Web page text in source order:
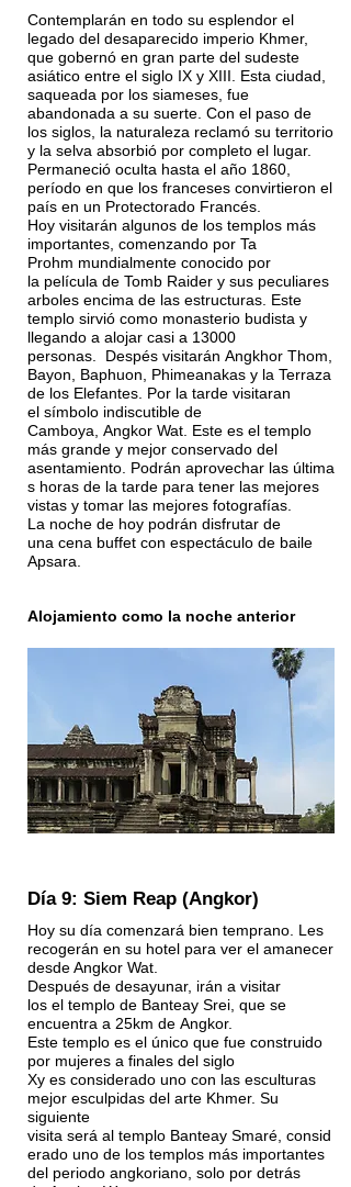
Contemplarán en todo su esplendor el
legado del desaparecido imperio Khmer,
que gobernó en gran parte del sudeste
asiático entre el siglo IX y XIII. Esta ciudad,
saqueada por los siameses, fue
abandonada a su suerte. Con el paso de
los siglos, la naturaleza reclamó su territorio
y la selva absorbió por completo el lugar.
Permaneció oculta hasta el año 1860,
período en que los franceses convirtieron el
país en un Protectorado Francés.
Hoy visitarán algunos de los templos más
importantes, comenzando por Ta
Prohm mundialmente conocido por
la película de Tomb Raider y sus peculiares
arboles encima de las estructuras. Este
templo sirvió como monasterio budista y
llegando a alojar casi a 13000
personas. Despés visitarán Angkhor Thom,
Bayon, Baphuon, Phimeanakas y la Terraza
de los Elefantes. Por la tarde visitaran
el símbolo indiscutible de
Camboya, Angkor Wat. Este es el templo
más grande y mejor conservado del
asentamiento. Podrán aprovechar las última
s horas de la tarde para tener las mejores
vistas y tomar las mejores fotografías.
La noche de hoy podrán disfrutar de
una cena buffet con espectáculo de baile
Apsara.
Alojamiento como la noche anterior
Día 9: Siem Reap (Angkor)
Hoy su día comenzará bien temprano. Les
recogerán en su hotel para ver el amanecer
desde Angkor Wat.
Después de desayunar, irán a visitar
los el templo de Banteay Srei, que se
encuentra a 25km de Angkor.
Este templo es el único que fue construido
por mujeres a finales del siglo
Xy es considerado uno con las esculturas
mejor esculpidas del arte Khmer. Su
siguiente
visita será al templo Banteay Smaré, consid
erado uno de los templos más importantes
del periodo angkoriano, solo por detrás